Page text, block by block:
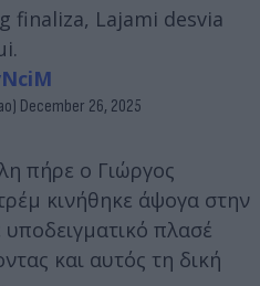
finaliza, Lajami desvia
December 26, 2025
πήρε ο Γιώργος
κινήθηκε άψογα στην
πλασέ
και αυτός τη δική